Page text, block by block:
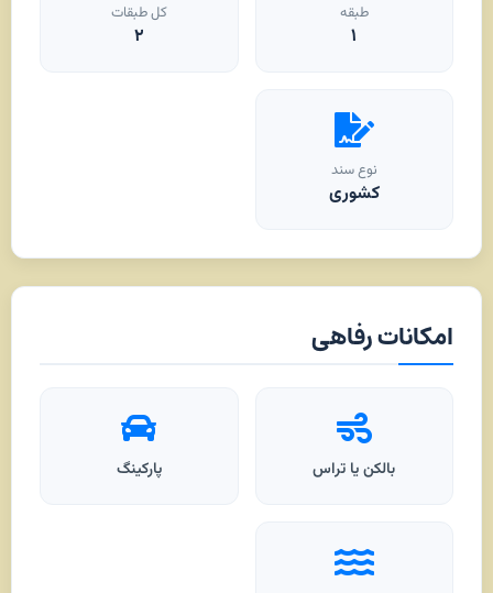
طبقه
۱
کل طبقات
۲
نوع سند
کشوری
امکانات رفاهی
بالکن یا تراس پارکینگ